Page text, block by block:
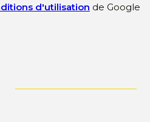
d'utilisation de Google